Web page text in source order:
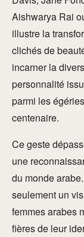
Aishwarya Rai
illustre la
clichés de
incarner la
personnalité
parmi les
centenaire.
Ce geste
une
du monde
seulement un
femmes arabes
fières de leur